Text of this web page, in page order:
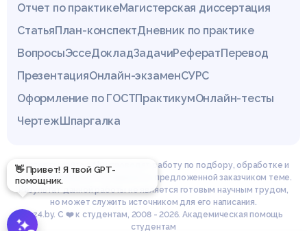
👋 Привет! Я твой GPT-
помощник.
Отчет по практикеМагистерская диссертация
СтатьяПлан-конспектДневник по практике
ВопросыЭссеДокладЗадачиРефератПеревод
ПрезентацияОнлайн-экзаменСУРС
Оформление по ГОСТПрактикумОнлайн-тесты
ЧертежШпаргалка
Эксперты сайта z4.by проводят работу по подбору, обработке и
структурированию материала по предложенной заказчиком теме.
Результат данной работы не является готовым научным трудом,
но может служить источником для его написания.
© z4.by. С ❤️ к студентам, 2008 - 2026. Академическая помощь
студентам